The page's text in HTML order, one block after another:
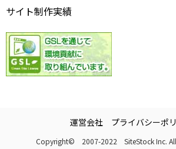
サイト制作実績
運営会社 プライバシーポ
Copyright© 2007-2022 SiteStock Inc. All